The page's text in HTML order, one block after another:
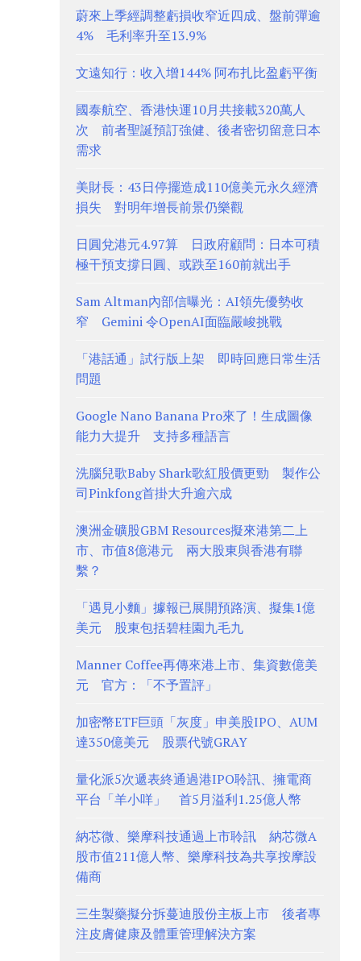
蔚來上季經調整虧損收窄近四成、盤前彈逾
4% 毛利率升至13.9%
文遠知行：收入增144% 阿布扎比盈虧平衡
國泰航空、香港快運10月共接載320萬人
次 前者聖誕預訂強健、後者密切留意日本
需求
美財長：43日停擺造成110億美元永久經濟
損失 對明年增長前景仍樂觀
日圓兌港元4.97算 日政府顧問：日本可積
極干預支撐日圓、或跌至160前就出手
Sam Altman內部信曝光：AI領先優勢收
窄 Gemini 令OpenAI面臨嚴峻挑戰
「港話通」試行版上架 即時回應日常生活
問題
Google Nano Banana Pro來了！生成圖像
能力大提升 支持多種語言
洗腦兒歌Baby Shark歌紅股價更勁 製作公
司Pinkfong首掛大升逾六成
澳洲金礦股GBM Resources擬來港第二上
市、市值8億港元 兩大股東與香港有聯
繫？
「遇見小麵」據報已展開預路演、擬集1億
美元 股東包括碧桂園九毛九
Manner Coffee再傳來港上市、集資數億美
元 官方：「不予置評」
加密幣ETF巨頭「灰度」申美股IPO、AUM
達350億美元 股票代號GRAY
量化派5次遞表終通過港IPO聆訊、擁電商
平台「羊小咩」 首5月溢利1.25億人幣
納芯微、樂摩科技通過上市聆訊 納芯微A
股市值211億人幣、樂摩科技為共享按摩設
備商
三生製藥擬分拆蔓迪股份主板上市 後者專
注皮膚健康及體重管理解決方案